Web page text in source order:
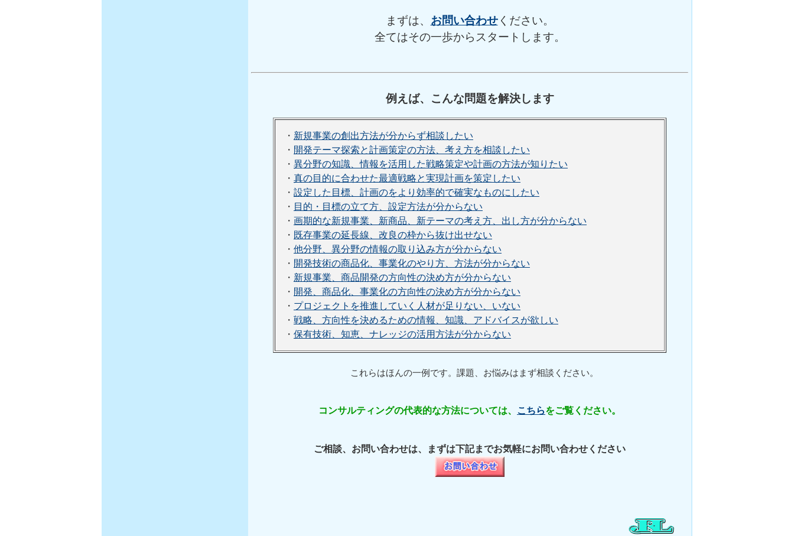
まずは、 お問い合わせください。
全てはその一歩からスタートします。
例えば、こんな問題を解決します
・ 新規事業の創出方法が分からず相談したい
・ 開発テーマ探索と計画策定の方法、考え方を相談したい
・ 異分野の知識、情報を活用した戦略策定や計画の方法が知りたい
・ 真の目的に合わせた最適戦略と実現計画を策定したい
・ 設定した目標、計画のをより効率的で確実なものにしたい
・ 目的・目標の立て方、設定方法が分からない
・ 画期的な新規事業、新商品、新テーマの考え方、出し方が分からない
・ 既存事業の延長線、改良の枠から抜け出せない
・ 他分野、異分野の情報の取り込み方が分からない
・ 開発技術の商品化、事業化のやり方、方法が分からない
・ 新規事業、商品開発の方向性の決め方が分からない
・ 開発、商品化、事業化の方向性の決め方が分からない
・ プロジェクトを推進していく人材が足りない、いない
・ 戦略、方向性を決めるための情報、知識、アドバイスが欲しい
・ 保有技術、知恵、ナレッジの活用方法が分からない
これらはほんの一例です。課題、お悩みはまず相談ください。
コンサルティングの代表的な方法については、 こちらをご覧ください。
ご相談、お問い合わせは、まずは下記までお気軽にお問い合わせください